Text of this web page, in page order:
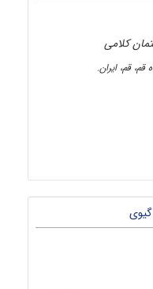
کلامی
قم، قم، ایران.